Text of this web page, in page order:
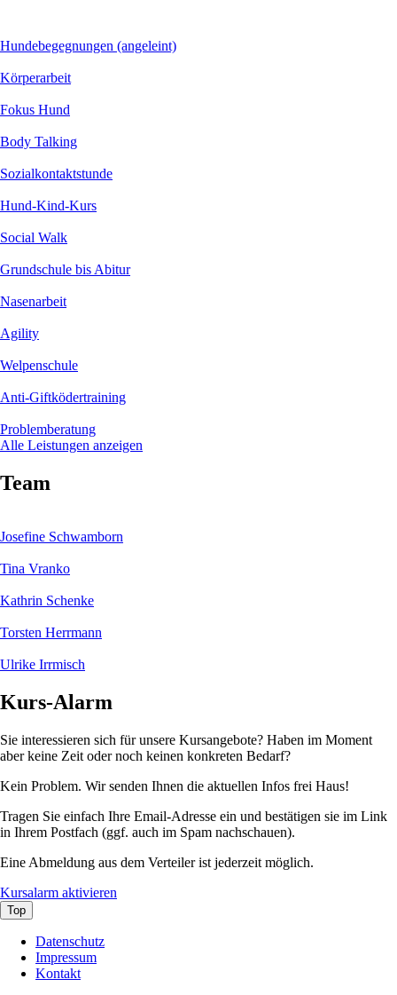
Hundebegegnungen (angeleint)
Körperarbeit
Fokus Hund
Body Talking
Sozialkontaktstunde
Hund-Kind-Kurs
Social Walk
Grundschule bis Abitur
Nasenarbeit
Agility
Welpenschule
Anti-Giftködertraining
Problemberatung
Alle Leistungen anzeigen
Team
Josefine Schwamborn
Tina Vranko
Kathrin Schenke
Torsten Herrmann
Ulrike Irrmisch
Kurs-Alarm
Sie interessieren sich für unsere Kursangebote? Haben im Moment
aber keine Zeit oder noch keinen konkreten Bedarf?
Kein Problem. Wir senden Ihnen die aktuellen Infos frei Haus!
Tragen Sie einfach Ihre Email-Adresse ein und bestätigen sie im Link
in Ihrem Postfach (ggf. auch im Spam nachschauen).
Eine Abmeldung aus dem Verteiler ist jederzeit möglich.
Kursalarm aktivieren
Top
überspringenDatenschutz
Impressum
Kontakt